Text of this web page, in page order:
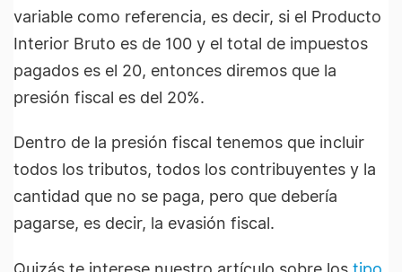
variable como referencia, es decir, si el Producto
Interior Bruto es de 100 y el total de impuestos
pagados es el 20, entonces diremos que la
presión fiscal es del 20%.
Dentro de la presión fiscal tenemos que incluir
todos los tributos, todos los contribuyentes y la
cantidad que no se paga, pero que debería
pagarse, es decir, la evasión fiscal.